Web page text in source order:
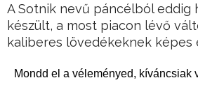
A Sotnik nevű páncélból eddig
készült, a most piacon lévő
kaliberes lövedékeknek képes
Mondd el a véleményed, kíváncsiak